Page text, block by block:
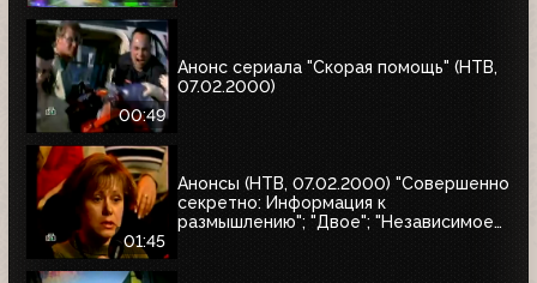
00:49
Анонс сериала "Скорая помощь" (НТВ,
07.02.2000)
01:45
Анонсы (НТВ, 07.02.2000) "Совершенно
секретно: Информация к
размышлению"; "Двое"; "Независимое